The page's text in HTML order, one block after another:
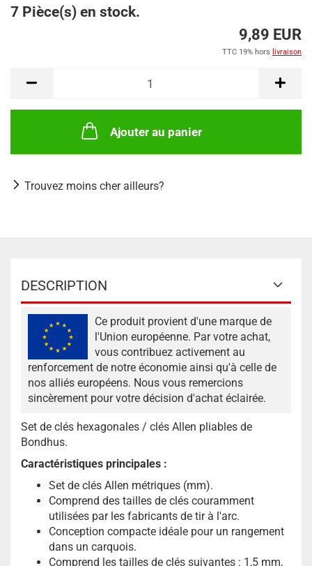
7 Pièce(s) en stock.
9,89 EUR
TTC 19% hors livraison
Ajouter au panier
Trouvez moins cher ailleurs?
DESCRIPTION
Ce produit provient d'une marque de
l'Union européenne. Par votre achat,
vous contribuez activement au
renforcement de notre économie ainsi qu'à celle de
nos alliés européens. Nous vous remercions
sincèrement pour votre décision d'achat éclairée.
Set de clés hexagonales / clés Allen pliables de
Bondhus.
Caractéristiques principales :
Set de clés Allen métriques (mm).
Comprend des tailles de clés couramment
utilisées par les fabricants de tir à l'arc.
Conception compacte idéale pour un rangement
dans un carquois.
Comprend les tailles de clés suivantes : 1,5 mm,